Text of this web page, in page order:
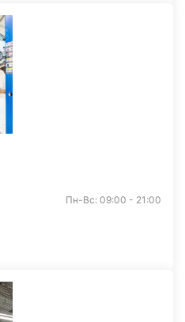
Пн-Вс: 09:00 - 21:00